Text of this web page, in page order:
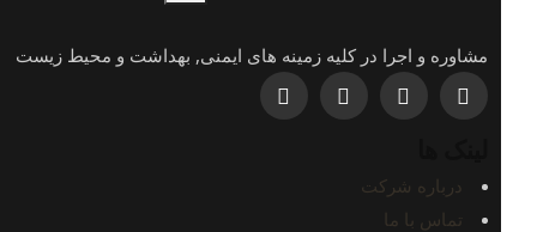
مشاوره و اجرا در کلیه زمینه های ایمنی, بهداشت و محیط زیست
درباره شرکت
تماس با ما